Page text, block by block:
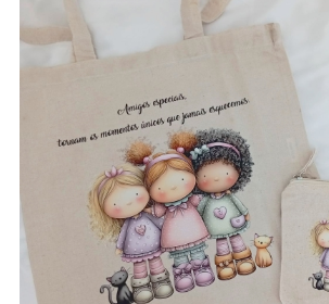
Sacos / necessaires /
moedas para amigas e
modelos